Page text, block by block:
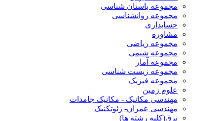
مجموعه باستان شناسی
مجموعه روانشناسی
حسابداری
مشاوره
مجموعه ریاضی
مجموعه شیمی
مجموعه آمار
مجموعه زیست شناسی
مجموعه فیزیک
علوم زمین
مهندسی مکانیک - مکانیک جامدات
مهندسی عمران- ژئوتکنیک
برق(کلیه رشته ها)